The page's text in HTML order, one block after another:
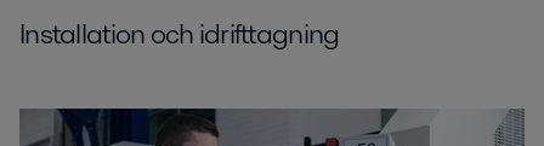
Installation och idrifttagning